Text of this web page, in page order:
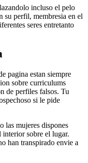
incluso el pelo
su perfil, membresia en el
seres entretanto
pagina estan siempre
sobre curriculums
de perfiles falsos. Tu
si le pide
las mujeres dispones
interior sobre el lugar.
han transpirado envie a